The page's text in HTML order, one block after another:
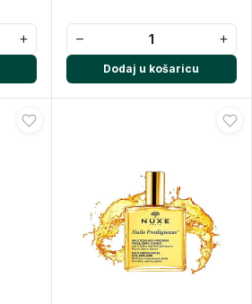
+ − +
Dodaj u košaricu